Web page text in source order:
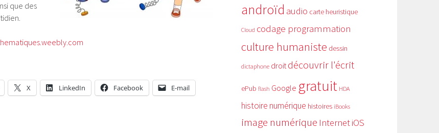
que des
X LinkedIn Facebook E-mail
androïd audio carte heuristique
Cloud codage programmation
culture humaniste dessin
dictaphone droit découvrir l'écrit
ePub flash Google gratuit HDA
histoire numérique histoires iBooks
image numérique InternetiOS